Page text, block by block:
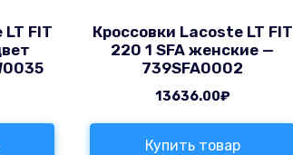
FIT
Кроссовки Lacoste LT FIT
220 1 SFA женские —
739SFA0002
13636.00₽
Купить товар